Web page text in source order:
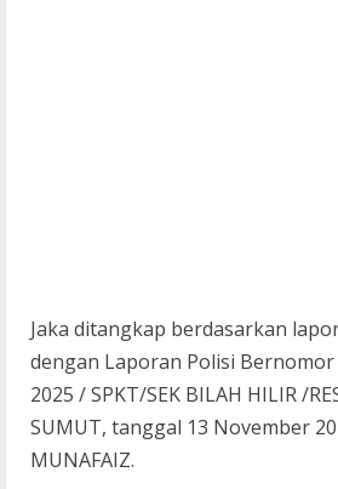
Jaka ditangkap berdasarkan
dengan Laporan Polisi Bernomor
2025 / SPKT/SEK BILAH HILIR /
SUMUT, tanggal 13 November
MUNAFAIZ.